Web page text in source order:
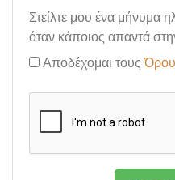
Στείλτε μου ένα μήνυμα
όταν κάποιος απαντά
Αποδέχομαι τους